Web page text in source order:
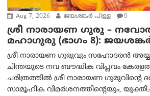
Aug 7, 2026 ജയശങ്കര്‍ പിള്ള 0
ശ്രീ നാരായണ ഗുരു –
മഹാഗുരു (ഭാഗം 8):
ശ്രീ നാരായണ ഗുരുവും സഹോദരൻ
ചിന്തയുടെ നവ ബൗദ്ധിക വിപ്ലവം
ചരിത്രത്തിൽ ശ്രീ നാരായണ ഗുരുവിന്റെ
സാമൂഹിക വിമർശനത്തിന്റെയും,